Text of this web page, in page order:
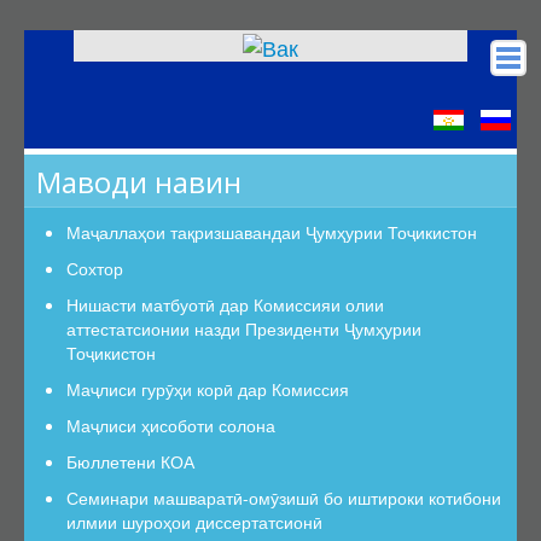
КОА
Низомномаҳо
Шуъбаи аттестатсионӣ
Шуъбаҳои аттестатсионии илмӣ
Дастурамалҳои вазифавии кормандони шуъба
Раёсат
Аъзои Раёсат
Маводи навин
Маҷаллаҳои тақризшавандаи Ҷумҳурии Тоҷикистон
Сохтор
Нишасти матбуотӣ дар Комиссияи олии
аттестатсионии назди Президенти Ҷумҳурии
Тоҷикистон
Маҷлиси гурӯҳи корӣ дар Комиссия
Маҷлиси ҳисоботи солона
Бюллетени КОА
Семинари машваратӣ-омӯзишӣ бо иштироки котибони
илмии шуроҳои диссертатсионӣ